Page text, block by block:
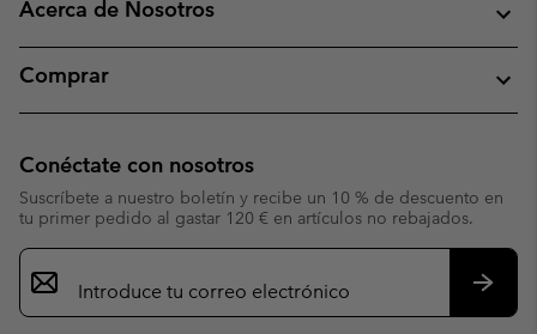
Acerca de Nosotros
Comprar
Conéctate con nosotros
Suscríbete a nuestro boletín y recibe un 10 % de descuento en
tu primer pedido al gastar 120 € en artículos no rebajados.
Suscripción
de
correo